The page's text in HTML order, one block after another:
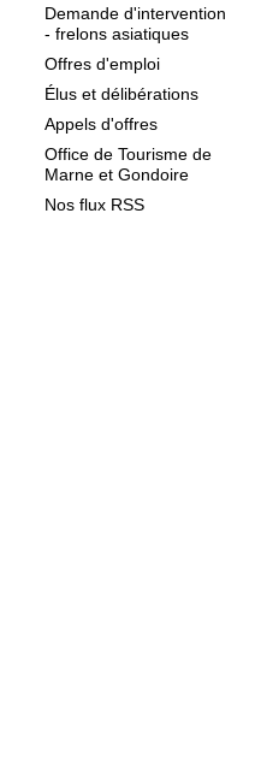
Demande d'intervention
- frelons asiatiques
Offres d'emploi
Élus et délibérations
Appels d'offres
Office de Tourisme de
Marne et Gondoire
Nos flux RSS